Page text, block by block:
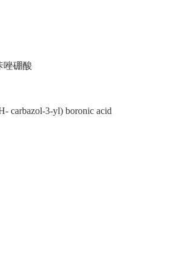
唑硼酸
carbazol-3-yl) boronic acid